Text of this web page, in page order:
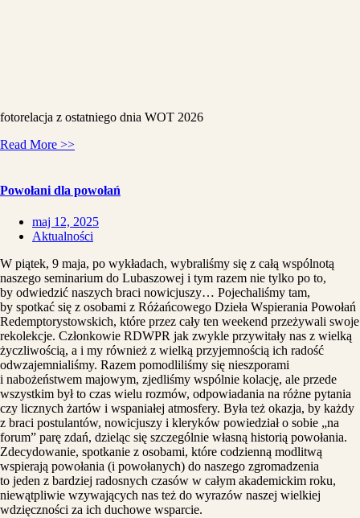
fotorelacja z ostatniego dnia WOT 2026
Read More >>
Powołani dla powołań
maj 12, 2025
Aktualności
W piątek, 9 maja, po wykładach, wybraliśmy się z całą wspólnotą
naszego seminarium do Lubaszowej i tym razem nie tylko po to,
by odwiedzić naszych braci nowicjuszy… Pojechaliśmy tam,
by spotkać się z osobami z Różańcowego Dzieła Wspierania Powołań
Redemptorystowskich, które przez cały ten weekend przeżywali swoje
rekolekcje. Członkowie RDWPR jak zwykle przywitały nas z wielką
życzliwością, a i my również z wielką przyjemnością ich radość
odwzajemnialiśmy. Razem pomodliliśmy się nieszporami
i nabożeństwem majowym, zjedliśmy wspólnie kolację, ale przede
wszystkim był to czas wielu rozmów, odpowiadania na różne pytania
czy licznych żartów i wspaniałej atmosfery. Była też okazja, by każdy
z braci postulantów, nowicjuszy i kleryków powiedział o sobie „na
forum” parę zdań, dzieląc się szczególnie własną historią powołania.
Zdecydowanie, spotkanie z osobami, które codzienną modlitwą
wspierają powołania (i powołanych) do naszego zgromadzenia
to jeden z bardziej radosnych czasów w całym akademickim roku,
niewątpliwie wzywających nas też do wyrazów naszej wielkiej
wdzięczności za ich duchowe wsparcie.